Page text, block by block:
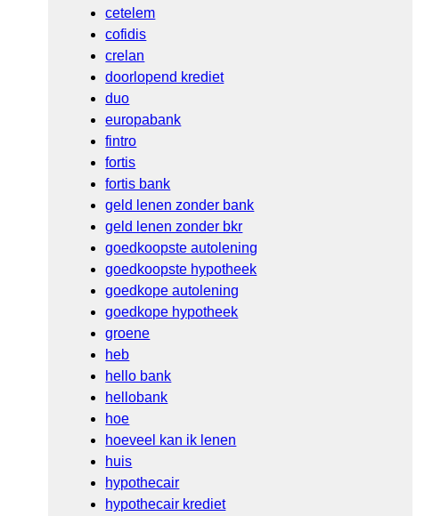
cetelem
cofidis
crelan
doorlopend krediet
duo
europabank
fintro
fortis
fortis bank
geld lenen zonder bank
geld lenen zonder bkr
goedkoopste autolening
goedkoopste hypotheek
goedkope autolening
goedkope hypotheek
groene
heb
hello bank
hellobank
hoe
hoeveel kan ik lenen
huis
hypothecair
hypothecair krediet